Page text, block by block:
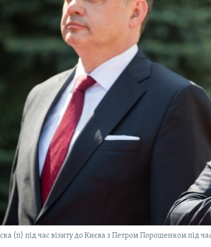
(п) під час візиту до Києва з Петром Порошенком під